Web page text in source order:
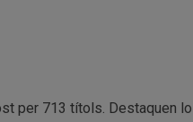
per 713 títols. Destaquen